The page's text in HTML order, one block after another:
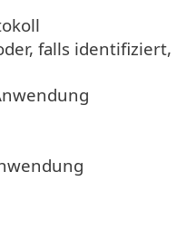
falls identifiziert,